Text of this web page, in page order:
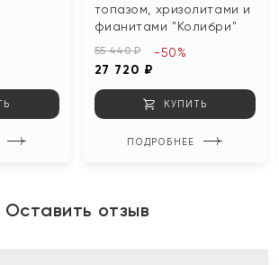
топазом, хризолитами и
фианитами "Колибри"
55 440 ₽
27 720 ₽
-50%
КУПИТЬ
ПОДРОБНЕЕ
Оставить отзыв